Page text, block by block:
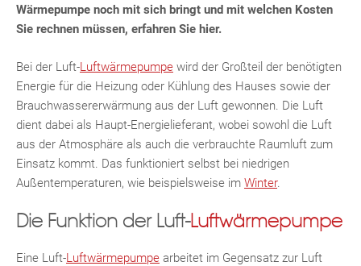
Wärmepumpe noch mit sich bringt und mit welchen Kosten
Sie rechnen müssen, erfahren Sie hier.
Bei der Luft-Luftwärmepumpe wird der Großteil der benötigten
Energie für die Heizung oder Kühlung des Hauses sowie der
Brauchwassererwärmung aus der Luft gewonnen. Die Luft
dient dabei als Haupt-Energielieferant, wobei sowohl die Luft
aus der Atmosphäre als auch die verbrauchte Raumluft zum
Einsatz kommt. Das funktioniert selbst bei niedrigen
Außentemperaturen, wie beispielsweise im Winter.
Die Funktion der Luft-Luftwärmepumpe
Eine Luft-Luftwärmepumpe arbeitet im Gegensatz zur Luft